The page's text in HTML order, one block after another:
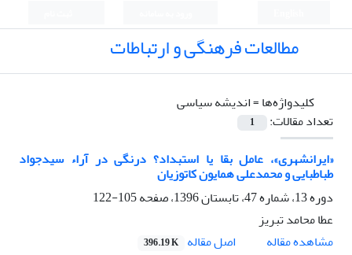
مطالعات فرهنگی و ارتباطات
کلیدواژه‌ها =اندیشه سیاسی
تعداد مقالات:
1
«ایرانشهری»، عامل بقا یا استبداد؟ درنگی در آراء سیدجواد
طباطبایی و محمدعلی همایون کاتوزیان
دوره 13، شماره 47، تابستان 1396، صفحه
105-122
عطا محامد تبریز
مشاهده مقاله
اصل مقاله 396.19 K